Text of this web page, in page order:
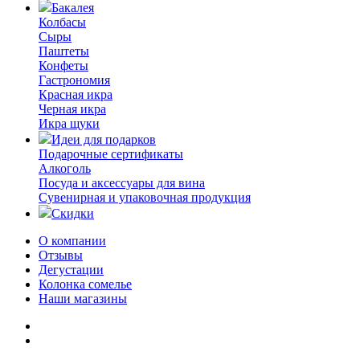
Бакалея
Колбасы
Сыры
Паштеты
Конфеты
Гастрономия
Красная икра
Черная икра
Икра щуки
Идеи для подарков
Подарочные сертификаты
Алкоголь
Посуда и аксессуары для вина
Сувенирная и упаковочная продукция
Скидки
О компании
Отзывы
Дегустации
Колонка сомелье
Наши магазины